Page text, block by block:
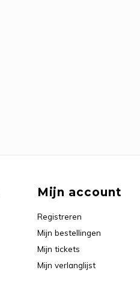
Mijn account
Registreren
Mijn bestellingen
Mijn tickets
Mijn verlanglijst